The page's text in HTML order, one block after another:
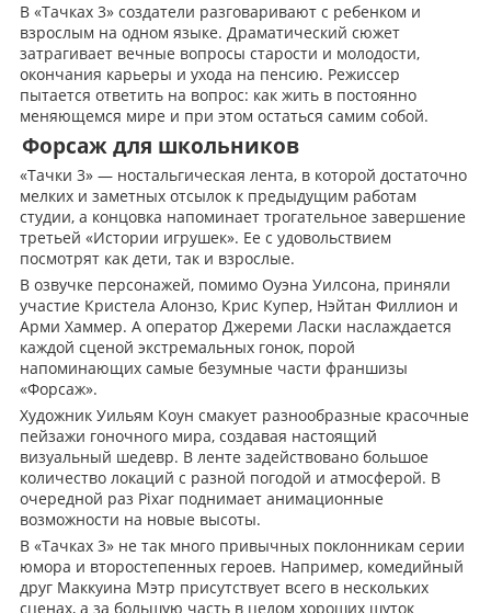
В «Тачках 3» создатели разговаривают с ребенком и
взрослым на одном языке. Драматический сюжет
затрагивает вечные вопросы старости и молодости,
окончания карьеры и ухода на пенсию. Режиссер
пытается ответить на вопрос: как жить в постоянно
меняющемся мире и при этом остаться самим собой.
Форсаж для школьников
«Тачки 3» — ностальгическая лента, в которой достаточно
мелких и заметных отсылок к предыдущим работам
студии, а концовка напоминает трогательное завершение
третьей «Истории игрушек». Ее с удовольствием
посмотрят как дети, так и взрослые.
В озвучке персонажей, помимо Оуэна Уилсона, приняли
участие Кристела Алонзо, Крис Купер, Нэйтан Филлион и
Арми Хаммер. А оператор Джереми Ласки наслаждается
каждой сценой экстремальных гонок, порой
напоминающих самые безумные части франшизы
«Форсаж».
Художник Уильям Коун смакует разнообразные красочные
пейзажи гоночного мира, создавая настоящий
визуальный шедевр. В ленте задействовано большое
количество локаций с разной погодой и атмосферой. В
очередной раз Pixar поднимает анимационные
возможности на новые высоты.
В «Тачках 3» не так много привычных поклонникам серии
юмора и второстепенных героев. Например, комедийный
друг Маккуина Мэтр присутствует всего в нескольких
сценах, а за большую часть в целом хороших шуток